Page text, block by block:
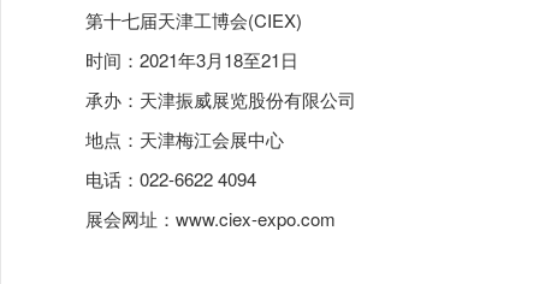
第十七届天津工博会(CIEX)
时间：2021年3月18至21日
承办：天津振威展览股份有限公司
地点：天津梅江会展中心
电话：022-6622 4094
展会网址： www.ciex-expo.com